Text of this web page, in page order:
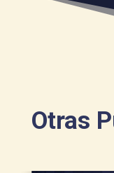
Otras